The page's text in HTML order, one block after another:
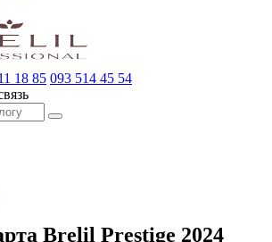
18 85 093 514 45 54
Brelil Prestige 2024